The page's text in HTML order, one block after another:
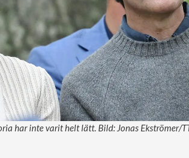
har inte varit helt lätt. Bild: Jonas Ekströmer/